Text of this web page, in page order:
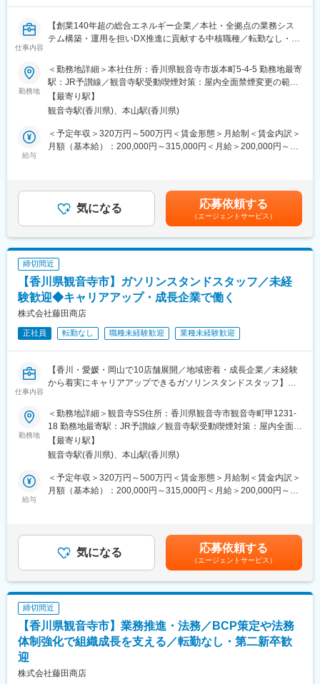
ます。
種リフォーム
して業務を進めます。
■業務の魅力
地域密着でお客様との長期的な信頼関係を築ける点が特徴。暮ら
■教育体制
■就業環境
完全週休二日制・年間休日120日以上。マイカー通勤可、転勤な
し。働きやすさとワークライフバランスを大切にしています。
営業職として経験を積み、将来的にはリーダーやマネジメント職
へのキャリアアップも目指せます。
創業1883年、地域の「暮らし」を支える総合エネルギー企業。多
角的な事業展開と安定した経営基盤が強みです。
仕事内容
【創業140年超の総合エネルギー企業／本社・全拠点の業務シス
テム構築・運用を担いDX推進に貢献する中核職種／転勤なし・年
■業務概要
当社の業務推進・システム担当として、本社および全拠点の業務
システム（基幹・経理・店舗）の企画・構築・運用に加え、情報
セキュリティ対策、ネットワーク管理、IT教育など幅広い業務を
担当いただきます。社内システムの安定稼働と業務効率化、DX推
進を通じて組織全体の成長を支えるポジションです。
ーとの調整・進捗管理
・社内システム導入時の定着支援や業務フローの最適化
・情報セキュリティ規程の策定、ネットワーク・セキュリティシ
・ITリテラシー向上のための社内教育やマニュアル整備
・最新技術の調査・導入提案や電子文書管理システム構築
・業務効率化やDX推進プロジェクトの立案・実行
■扱うサービス
システムや店舗管理システムなど、幅広いITインフラを担当しま
■組織構成
システム部門は本社を中心に、事業部門や拠点と連携しながら推
■業務の魅力
全社横断のIT業務を幅広く経験でき、フルスタックなスキルが身
につきます。
■教育体制
OJTやIT研修により、業界未経験の方も段階的に成長できる環境で
完全週休二日制・年間休日120日以上、転勤なし。働き方改革も
推進しています。
システムリーダーやDX推進担当など上位職へのキャリアアップも
目指せます。
■企業の特徴/魅力
創業140年超の安定基盤と地域社会への貢献を両立する総合エネ
勤務地
＜勤務地詳細＞本社住所：香川県観音寺市坂本町5-4-5 勤務地最寄
駅：JR予讃線／観音寺駅受動喫煙対策：屋内全面禁煙変更の範
囲：会社の定める事業所
【最寄り駅】
観音寺駅(香川県)、本山駅(香川県)
給与
＜予定年収＞320万円～500万円＜賃金形態＞月給制＜賃金内訳＞
月額（基本給）：200,000円～315,000円＜月給＞200,000円～
気になる 応募依頼する
（エージェントサービス）
締切間近
【香川県観音寺市】ガソリンスタンドスタッフ／未経
験歓迎◆キャリアアップ・成長企業で働く
株式会社藤田商店
正社員 転勤なし 職種未経験歓迎 業種未経験歓迎
仕事内容
【香川・愛媛・岡山で10店舗展開／地域密着・成長企業／未経験
から着実にキャリアアップできるガソリンスタンドスタッフ】当
補として成長できる環境です。
■業務概要
当社が運営する観音寺サウスサービスステーションなど各店舗に
て、サービスステーションスタッフとしてお客様への給油や店舗
運営全般を担います。入社後は現場での実務を通じて店舗運営の
基礎から学び、段階的にリーダー業務や管理職へのステップアッ
・セルフ給油時のお客様サポート、接客および店舗清掃
・エネルギー関連商品（石油製品・LPガス・電力など）の提案や
・日々の売上・在庫管理、法人顧客への提案やアフターフォロー
・アルバイトスタッフの指導や育成、シフト作成・調整
・経験に応じ複数店舗の運営サポートや管理業務への挑戦
ス全般を幅広くご提案します。
勤務地
＜勤務地詳細＞観音寺SS住所：香川県観音寺市観音寺町甲1231-
18 勤務地最寄駅：JR予讃線／観音寺駅受動喫煙対策：屋内全面禁
煙変更の範囲：会社の定める事業所
【最寄り駅】
観音寺駅(香川県)、本山駅(香川県)
給与
＜予定年収＞320万円～500万円＜賃金形態＞月給制＜賃金内訳＞
月額（基本給）：200,000円～315,000円＜月給＞200,000円～
選考を通じて上下する可能性があります。月給(月額)は固定手当を
含めた表記です。
気になる 応募依頼する
（エージェントサービス）
締切間近
【香川県観音寺市】業務推進・法務／BCP策定や法務
体制強化で組織成長を支える／転勤なし・第二新卒歓
迎
株式会社藤田商店